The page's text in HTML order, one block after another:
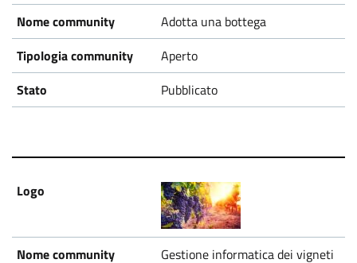
Adotta una bottega
Aperto
Pubblicato
Gestione informatica dei vigneti